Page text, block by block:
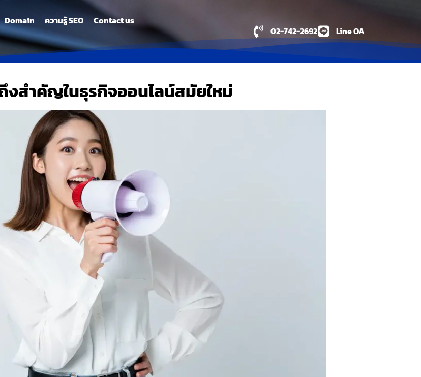
Domain ความรู้ SEO
Contact us
02-742-2692
Line OA
ถึงสำคัญในธุรกิจออนไลน์สมัยใหม่